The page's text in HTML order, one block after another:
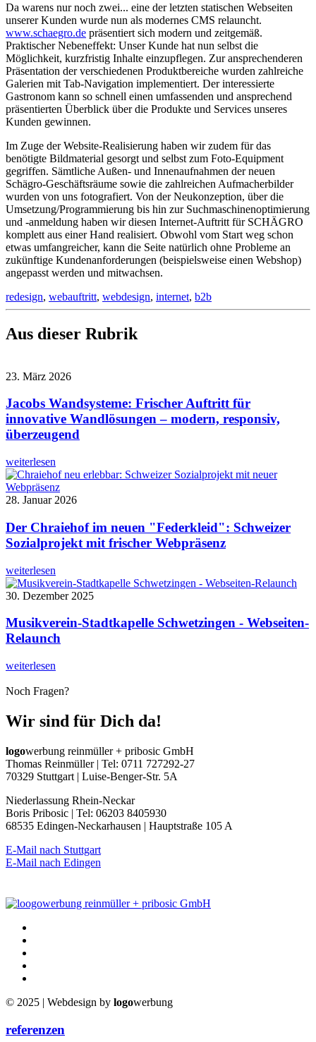
Da warens nur noch zwei... eine der letzten statischen Webseiten
unserer Kunden wurde nun als modernes CMS relauncht.
www.schaegro.de präsentiert sich modern und zeitgemäß.
Praktischer Nebeneffekt: Unser Kunde hat nun selbst die
Möglichkeit, kurzfristig Inhalte einzupflegen. Zur ansprechenderen
Präsentation der verschiedenen Produktbereiche wurden zahlreiche
Galerien mit Tab-Navigation implementiert. Der interessierte
Gastronom kann so schnell einen umfassenden und ansprechend
präsentierten Überblick über die Produkte und Services unseres
Kunden gewinnen.
Im Zuge der Website-Realisierung haben wir zudem für das
benötigte Bildmaterial gesorgt und selbst zum Foto-Equipment
gegriffen. Sämtliche Außen- und Innenaufnahmen der neuen
Schägro-Geschäftsräume sowie die zahlreichen Aufmacherbilder
wurden von uns fotografiert. Von der Neukonzeption, über die
Umsetzung/Programmierung bis hin zur Suchmaschinenoptimierung
und -anmeldung haben wir diesen Internet-Auftritt für SCHÄGRO
komplett aus einer Hand realisiert. Obwohl vom Start weg schon
etwas umfangreicher, kann die Seite natürlich ohne Probleme an
zukünftige Kundenanforderungen (beispielsweise einen Webshop)
angepasst werden und mitwachsen.
redesign, webauftritt, webdesign, internet, b2b
Aus dieser Rubrik
23. März 2026
Jacobs Wandsysteme: Frischer Auftritt für
innovative Wandlösungen – modern, responsiv,
überzeugend
weiterlesen
28. Januar 2026
Der Chraiehof im neuen "Federkleid": Schweizer
Sozialprojekt mit frischer Webpräsenz
weiterlesen
30. Dezember 2025
Musikverein-Stadtkapelle Schwetzingen - Webseiten-
Relaunch
weiterlesen
Noch Fragen?
Wir sind für Dich da!
logowerbung reinmüller + pribosic GmbH
Thomas Reinmüller | Tel: 0711 727292-27
70329 Stuttgart | Luise-Benger-Str. 5A
Niederlassung Rhein-Neckar
Boris Pribosic | Tel: 06203 8405930
68535 Edingen-Neckarhausen | Hauptstraße 105 A
E-Mail nach Stuttgart
E-Mail nach Edingen
© 2025 | Webdesign by logowerbung
referenzen